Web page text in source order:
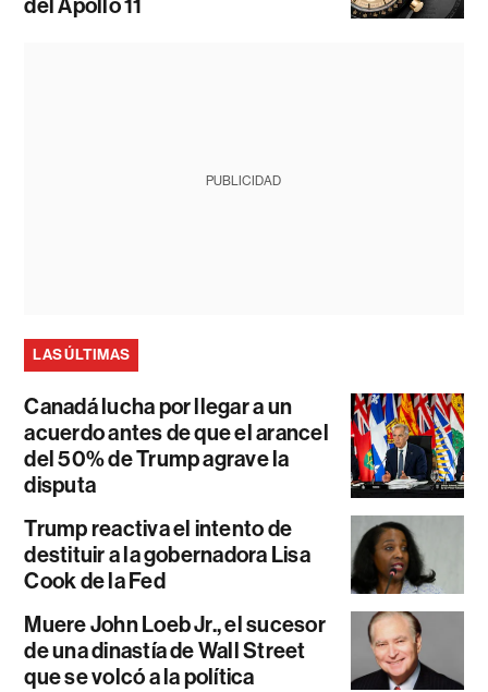
del Apollo 11
PUBLICIDAD
LAS ÚLTIMAS
Canadá lucha por llegar a un
acuerdo antes de que el arancel
del 50% de Trump agrave la
disputa
Trump reactiva el intento de
destituir a la gobernadora Lisa
Cook de la Fed
Muere John Loeb Jr., el sucesor
de una dinastía de Wall Street
que se volcó a la política